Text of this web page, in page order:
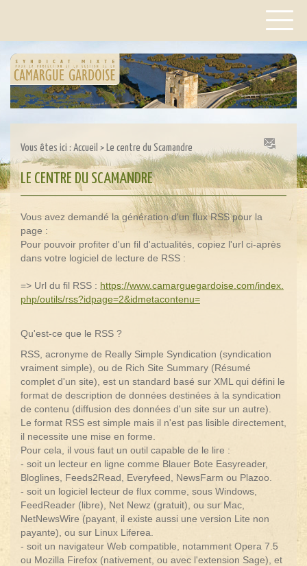
Vous êtes ici : Accueil > Le centre du Scamandre
LE CENTRE DU SCAMANDRE
Vous avez demandé la génération d'un flux RSS pour la
page :
Pour pouvoir profiter d'un fil d'actualités, copiez l'url ci-après
dans votre logiciel de lecture de RSS :
=> Url du fil RSS : https://www.camarguegardoise.com/index.
php/outils/rss?idpage=2&idmetacontenu=
Qu'est-ce que le RSS ?
RSS, acronyme de Really Simple Syndication (syndication
vraiment simple), ou de Rich Site Summary (Résumé
complet d'un site), est un standard basé sur XML qui défini le
format de description de données destinées à la syndication
de contenu (diffusion des données d'un site sur un autre).
Le format RSS est simple mais il n'est pas lisible directement,
il necessite une mise en forme.
Pour cela, il vous faut un outil capable de le lire :
- soit un lecteur en ligne comme Blauer Bote Easyreader,
Bloglines, Feeds2Read, Everyfeed, NewsFarm ou Plazoo.
- soit un logiciel lecteur de flux comme, sous Windows,
FeedReader (libre), Net Newz (gratuit), ou sur Mac,
NetNewsWire (payant, il existe aussi une version Lite non
payante), ou sur Linux Liferea.
- soit un navigateur Web compatible, notamment Opera 7.5
ou Mozilla Firefox (nativement, ou avec l'extension Sage), et